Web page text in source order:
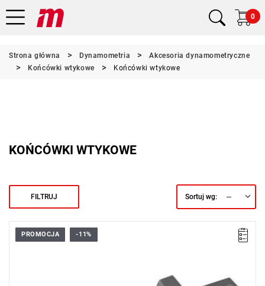
0
Strona główna Dynamometria
Akcesoria dynamometryczne
Końcówki wtykowe
Końcówki wtykowe
KOŃCÓWKI WTYKOWE
FILTRUJ Sortuj wg: --
PROMOCJA -11%